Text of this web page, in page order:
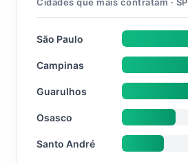
São Paulo
Campinas
Guarulhos
Osasco
Santo André